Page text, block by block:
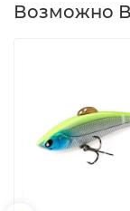
Возможно